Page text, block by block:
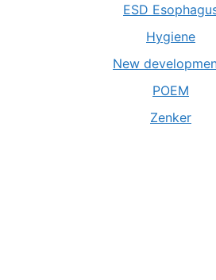
ESD
Hygiene
New
POEM
Zenker